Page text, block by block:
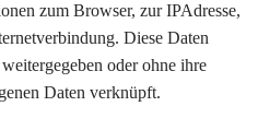
zum Browser, zur IPAdresse,
Diese Daten
oder ohne ihre
Daten verknüpft.